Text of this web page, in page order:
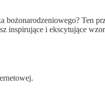
bożonarodzeniowego? Ten
inspirujące i ekscytujące